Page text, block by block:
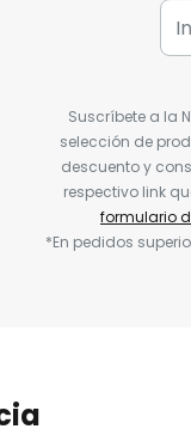
Suscríbete a la
selección de
descuento y
respectivo link
formulario
*En pedidos